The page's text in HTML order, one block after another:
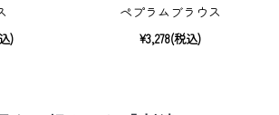
)
ペプラムブラウス
¥3,278(税込)